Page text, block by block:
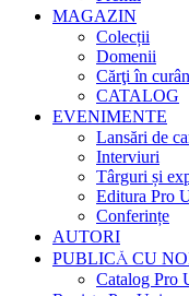
MAGAZIN
Colecții
Domenii
Cărţi în
CATALOG
EVENIMENTE
Lansări de
Interviuri
Târguri și
Editura Pro
Conferințe
AUTORI
PUBLICĂ CU
Catalog Pro